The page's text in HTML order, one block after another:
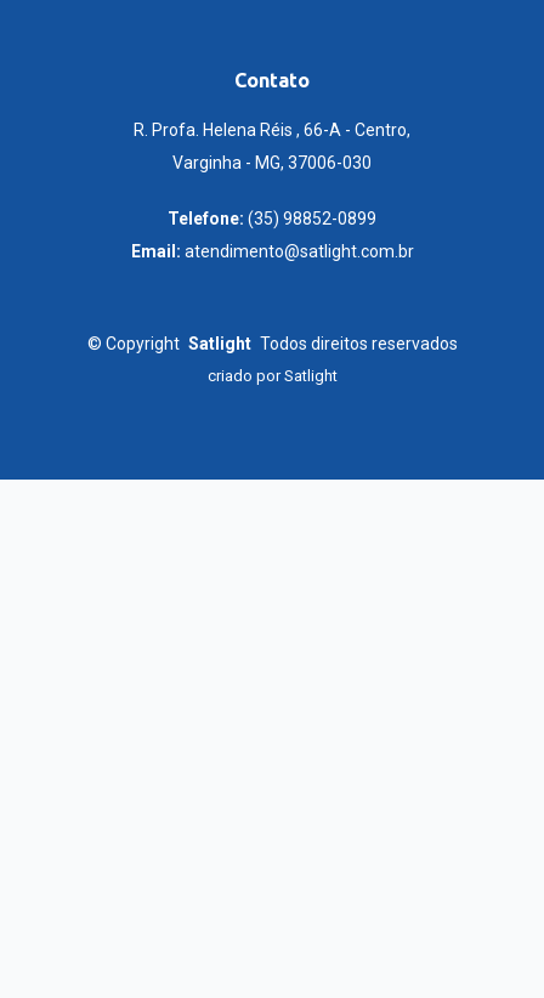
Contato
R. Profa. Helena Réis , 66-A - Centro,
Varginha - MG, 37006-030
Telefone: (35) 98852-0899
Email: atendimento@satlight.com.br
© Copyright Satlight Todos direitos reservados
criado porSatlight